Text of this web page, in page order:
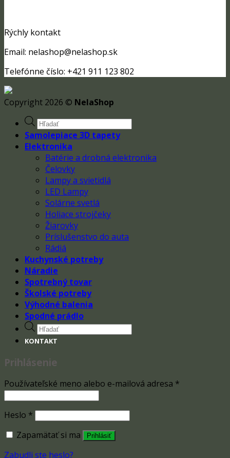
Rýchly kontakt
Email: nelashop@nelashop.sk
Telefónne číslo: +421 911 123 802
Copyright 2026 © NelaShop
Products
search
Samolepiace 3D tapety
Elektronika
Batérie a drobná elektronika
Čelovky
Lampy a svietidlá
LED Lampy
Solárne svetlá
Holiace strojčeky
Žiarovky
Príslušenstvo do auta
Rádiá
Kuchynské potreby
Náradie
Spotrebný tovar
Školské potreby
Výhodné balenia
Spodné prádlo
Products
search
KONTAKT
Prihlásenie
Používateľské meno alebo e-mailová adresa *
Heslo *
Zapamätať si ma
Prihlásiť
Zabudli ste heslo?